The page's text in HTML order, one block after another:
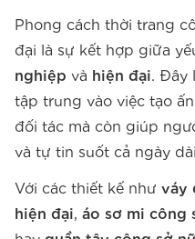
Phong cách thời trang
đại là sự kết hợp giữa
nghiệp và hiện đại. Đây
tập trung vào việc tạo
đối tác mà còn giúp
và tự tin suốt cả ngày
Với các thiết kế như váy
hiện đại, áo sơ mi công